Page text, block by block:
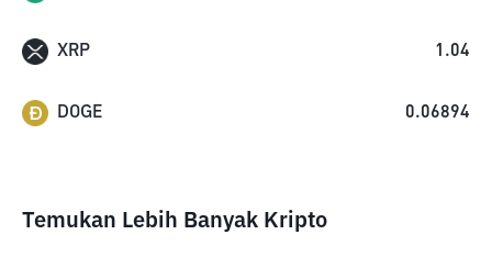
XRP 1.04
DOGE 0.06894
Temukan Lebih Banyak Kripto